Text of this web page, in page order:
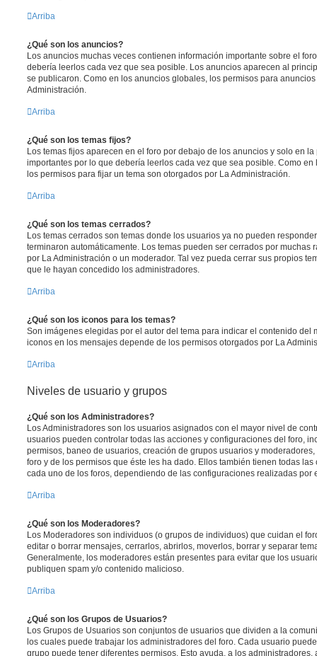
Arriba
¿Qué son los anuncios?
Los anuncios muchas veces contienen información importante sobre el
debería leerlos cada vez que sea posible. Los anuncios aparecen al
se publicaron. Como en los anuncios globales, los permisos para
Administración.
Arriba
¿Qué son los temas fijos?
Los temas fijos aparecen en el foro por debajo de los anuncios y solo en
importantes por lo que debería leerlos cada vez que sea posible. Como
los permisos para fijar un tema son otorgados por La Administración.
Arriba
¿Qué son los temas cerrados?
Los temas cerrados son temas donde los usuarios ya no pueden
terminaron automáticamente. Los temas pueden ser cerrados por muchas
por La Administración o un moderador. Tal vez pueda cerrar sus propios
que le hayan concedido los administradores.
Arriba
¿Qué son los iconos para los temas?
Son imágenes elegidas por el autor del tema para indicar el contenido del
iconos en los mensajes depende de los permisos otorgados por La
Arriba
Niveles de usuario y grupos
¿Qué son los Administradores?
Los Administradores son los usuarios asignados con el mayor nivel de
usuarios pueden controlar todas las acciones y configuraciones del foro,
permisos, baneo de usuarios, creación de grupos usuarios y
foro y de los permisos que éste les ha dado. Ellos también tienen todas
cada uno de los foros, dependiendo de las configuraciones realizadas por
Arriba
¿Qué son los Moderadores?
Los Moderadores son individuos (o grupos de individuos) que cuidan el
editar o borrar mensajes, cerrarlos, abrirlos, moverlos, borrar y separar
Generalmente, los moderadores están presentes para evitar que los
publiquen spam y/o contenido malicioso.
Arriba
¿Qué son los Grupos de Usuarios?
Los Grupos de Usuarios son conjuntos de usuarios que dividen a la
los cuales puede trabajar los administradores del foro. Cada usuario
grupo puede tener diferentes permisos. Esto ayuda, a los